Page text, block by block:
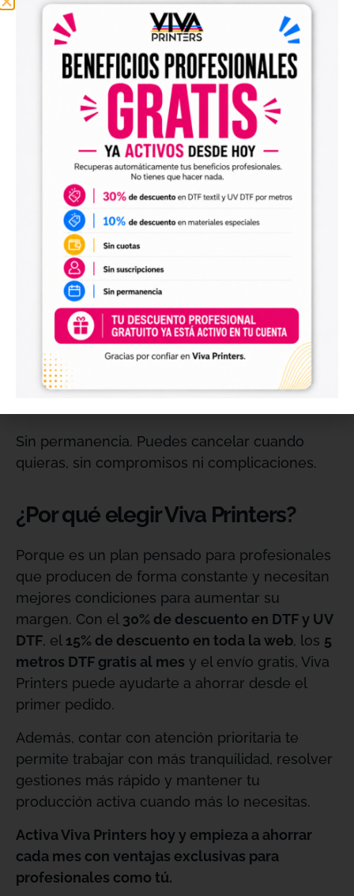
catálogo y mejora la rentabilidad de cada
pedido.
5 metros de DTF gratis cada mes:Recibe
metros gratuitos para seguir imprimiendo,
probar diseños o cubrir parte de tus
trabajos habituales sin coste adicional.
Envío gratis:Disfruta de una ventaja
logística clave para reducir gastos y mejorar
tus tiempos de entrega.
Atención prioritaria para profesionales:
ayudamos antes, durante y después de tus
pedidos para que puedas resolver dudas,
incidencias o gestiones con mayor rapidez.
Precio y condiciones
Suscripción mensual: 49,95 € + IVA / mes
Sin permanencia. Puedes cancelar cuando
quieras, sin compromisos ni complicaciones.
¿Por qué elegir Viva Printers?
Porque es un plan pensado para profesionales
que producen de forma constante y necesitan
mejores condiciones para aumentar su
margen. Con el 30% de descuento en DTF y UV
DTF, el 15% de descuento en toda la web, los 5
metros DTF gratis al mes y el envío gratis, Viva
Printers puede ayudarte a ahorrar desde el
primer pedido.
Además, contar con atención prioritaria te
permite trabajar con más tranquilidad, resolver
gestiones más rápido y mantener tu
producción activa cuando más lo necesitas.
Activa Viva Printers hoy y empieza a ahorrar
cada mes con ventajas exclusivas para
profesionales como tú.